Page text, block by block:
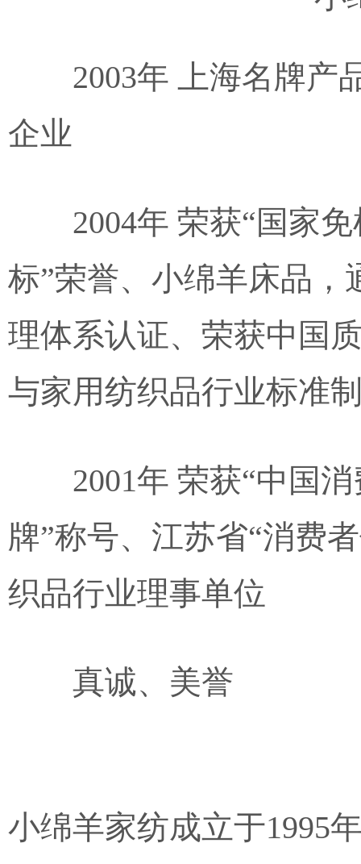
2003年 上海名牌产
企业
2004年 荣获“国家
标”荣誉、小绵羊床品，
理体系认证、荣获中国
与家用纺织品行业标准
2001年 荣获“中国
牌”称号、江苏省“消费
织品行业理事单位
真诚、美誉
小绵羊家纺成立于1995